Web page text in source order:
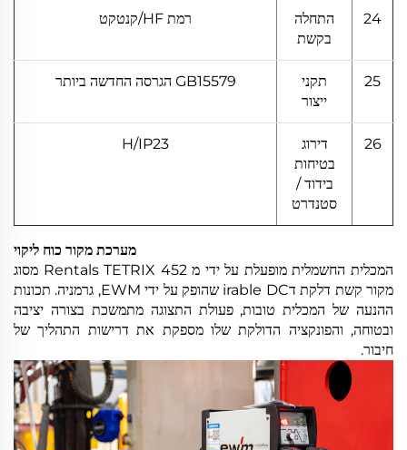
24
התחלה
בקשת
רמת HF/קנטקט
25
תקני
ייצור
GB15579 הגרסה החדשה ביותר
26
דירוג
בטיחות
בידוד /
סטנדרט
H/IP23
מערכת מקור כוח ליקוי
המכלית החשמלית מופעלת על ידי מ Rentals TETRIX 452 מסוג
מקור קשת דלקת דirable DC שהופק על ידי EWM, גרמניה. תכונות
ההנעה של המכלית טובות, פעולת התצוגה מתמשכת בצורה יציבה
ובטוחה, והפונקציה הדולקת שלו מספקת את דרישות התהליך של
חיבור.